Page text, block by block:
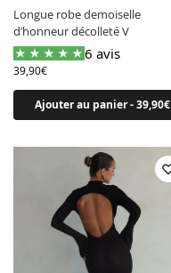
Robe chemise​
Robe corset​
Robe courte
Robe de plage​
Robe dos nu​
Robe grossesse
Robe longue​
Robe midi​
Robe mi longue
Robe moulante​
Longue robe demoiselle
d’honneur décolleté V
6 avis
39,90€
Ajouter au panier - 39,90€